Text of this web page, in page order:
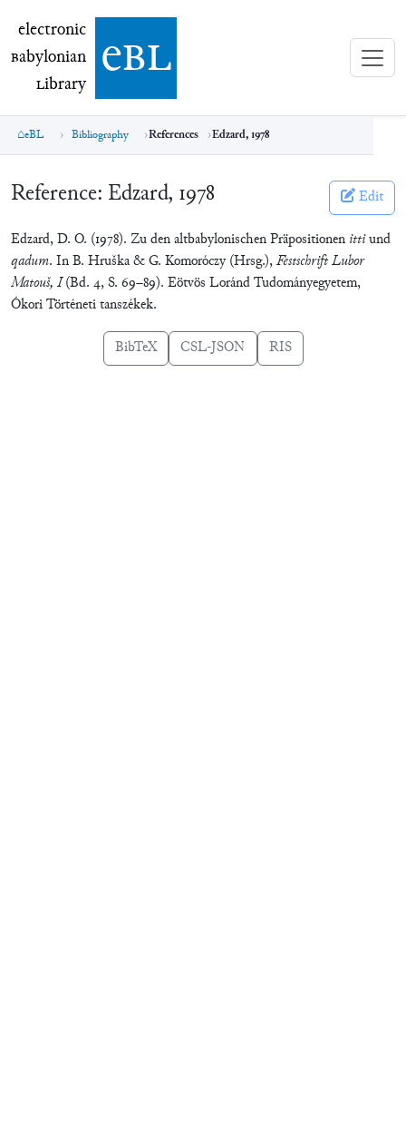
electronic Babylonian Library (eBL)
electronic
Babylonian
Library ebl
eBL Bibliography References Edzard, 1978
Reference: Edzard, 1978 Edit
Edzard, D. O. (1978). Zu den altbabylonischen Präpositionen ittiund
qadum. In B. Hruška & G. Komoróczy (Hrsg.),Festschrift Lubor
Matouš, I(Bd. 4, S. 69–89). Eötvös Loránd Tudományegyetem,
Ókori Történeti tanszékek.
BibTeX CSL-JSON RIS